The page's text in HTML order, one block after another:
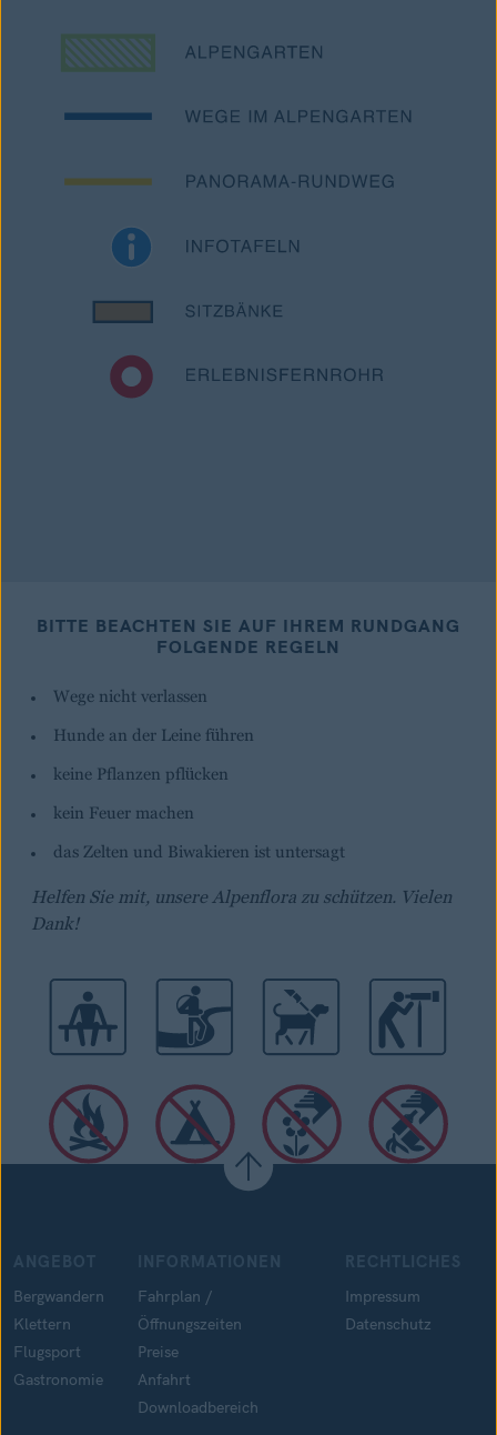
BITTE BEACHTEN SIE AUF IHREM RUNDGANG
FOLGENDE REGELN
Wege nicht verlassen
Hunde an der Leine führen
keine Pflanzen pflücken
kein Feuer machen
das Zelten und Biwakieren ist untersagt
Helfen Sie mit, unsere Alpenflora zu schützen. Vielen
Dank!
Bergwandern
Klettern
Flugsport
Gastronomie
Fahrplan /
Öffnungszeiten
Preise
Anfahrt
Downloadbereich
Impressum
Datenschutz